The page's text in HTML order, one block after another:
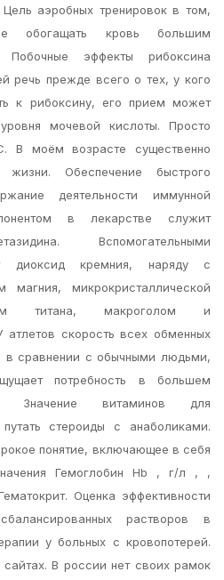
аэробных тренировок в том,
обогащать кровь большим
Побочные эффекты рибоксина
речь прежде всего о тех, у кого
к рибоксину, его прием может
мочевой кислоты. Просто
В моём возрасте существенно
Обеспечение быстрого
деятельности иммунной
в лекарстве служит
Вспомогательными
диоксид кремния, наряду с
магния, микрокристаллической
титана, макроголом и
скорость всех обменных
в сравнении с обычными людьми,
потребность в большем
Значение витаминов для
стероиды с анаболиками.
понятие, включающее в себя
Гемоглобин Hb , г/л , ,
Оценка эффективности
растворов в
у больных с кровопотерей.
В россии нет своих рамок